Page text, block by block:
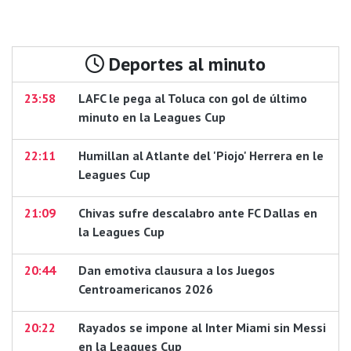
Deportes al minuto
23:58
LAFC le pega al Toluca con gol de último
minuto en la Leagues Cup
22:11
Humillan al Atlante del 'Piojo' Herrera en le
Leagues Cup
21:09
Chivas sufre descalabro ante FC Dallas en
la Leagues Cup
20:44
Dan emotiva clausura a los Juegos
Centroamericanos 2026
20:22
Rayados se impone al Inter Miami sin Messi
en la Leagues Cup